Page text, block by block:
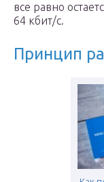
все равно
64 кбит/с.
Принцип